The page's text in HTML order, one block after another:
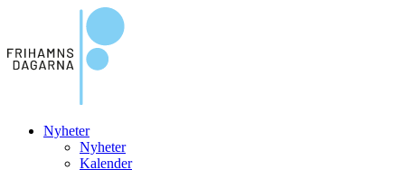
Nyheter
Nyheter
Kalender